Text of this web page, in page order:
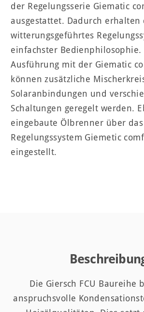
der Regelungsserie Giematic
ausgestattet. Dadurch erhalten
witterungsgeführtes
einfachster Bedienphilosophie.
Ausführung mit der Giematic
können zusätzliche
Solaranbindungen und
Schaltungen geregelt werden.
eingebaute Ölbrenner über das
Regelungssystem Giemetic
eingestellt.
Die Giersch FCU Baureihe
anspruchsvolle